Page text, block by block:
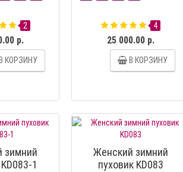
2
р.
В КОРЗИНУ
4
25 000.00 р.
В КОРЗИНУ
зимний
1
Женский зимний
пуховик KD083